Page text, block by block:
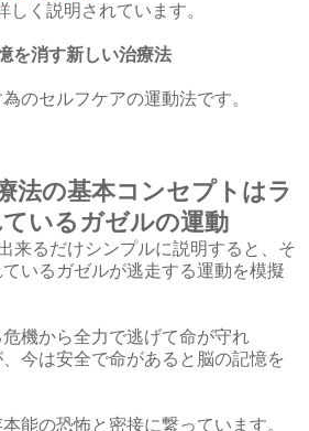
しく説明されています。
を消す新しい治療法
のセルフケアの運動法です。
法の基本コンセプトはラ
いるガゼルの運動
来るだけシンプルに説明すると、そ
いるガゼルが逃走する運動を模擬
機から全力で逃げて命が守れ
今は安全で命があると脳の記憶を
能の恐怖と密接に繋っています。